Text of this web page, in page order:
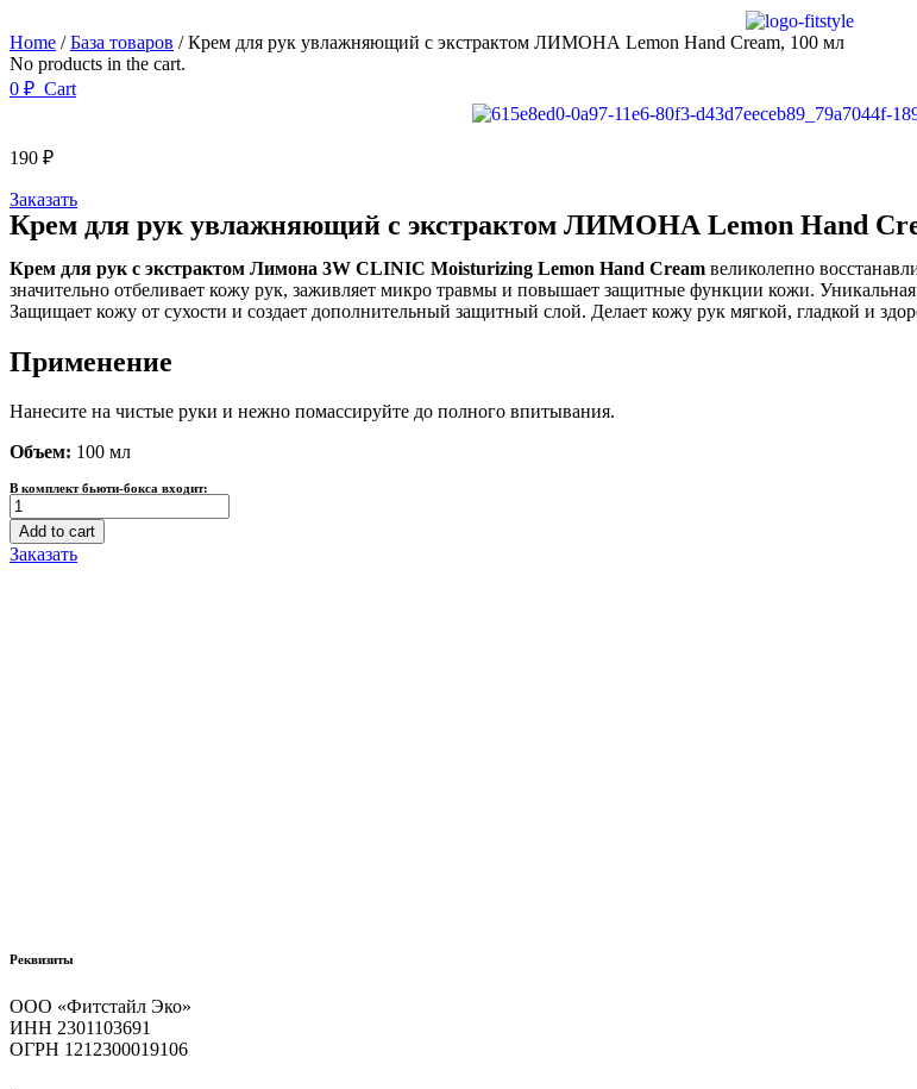
Home /База товаров / Крем для рук увлажняющий с экстрактом ЛИМОНА Lemon Hand Cream, 100 мл
No products in the cart.
0 ₽ Cart
190 ₽
Заказать
Крем для рук увлажняющий с экстрактом ЛИМОНА Lemon Hand
Крем для рук c экстрактом Лимона 3W CLINIC Moisturizing Lemon Hand Cream великолепно
значительно отбеливает кожу рук, заживляет микро травмы и повышает защитные функции кожи.
Защищает кожу от сухости и создает дополнительный защитный слой. Делает кожу рук мягкой, гладкой и
Применение
Нанесите на чистые руки и нежно помассируйте до полного впитывания.
Объем: 100 мл
В комплект бьюти-бокса входит:
Крем
для
рук
увлажняющий
Add to cart
Заказать
Реквизиты
ООО «Фитстайл Эко»
ИНН 2301103691
ОГРН 1212300019106